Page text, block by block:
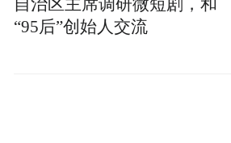
自治区主席调研微短剧，和
“95后”创始人交流